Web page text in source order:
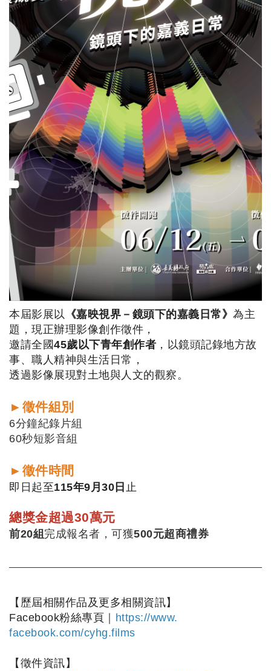
本屆影展以 《嘉映視界－鏡頭下的嘉義日常》 為主
題， 現正辦理影像創作徵件，
邀請全國45歲以下青年創作者 ， 以鏡頭記錄地方故
事、職人精神與生活日常，
透過影像展現對土地與人文的觀察。
►徵件組別
6分鐘紀錄片組
60秒短影音組
►徵件時間
即日起至115年9月30日 止
總獎金超過30萬元
前20組 完成報名者，可獲500元超商禮券
【歷屆相關作品及更多相關資訊】
Facebook粉絲專頁｜ https://www.
facebook.com/cyhg.films
【徵件資訊】